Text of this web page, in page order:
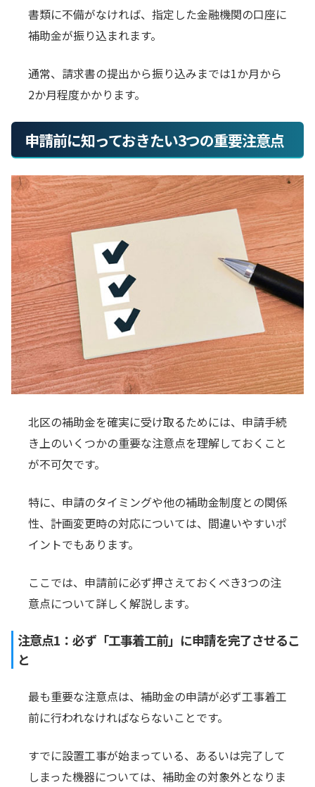
書類に不備がなければ、指定した金融機関の口座に
補助金が振り込まれます。
通常、請求書の提出から振り込みまでは1か月から
2か月程度かかります。
申請前に知っておきたい3つの重要注意点
北区の補助金を確実に受け取るためには、申請手続
き上のいくつかの重要な注意点を理解しておくこと
が不可欠です。
特に、申請のタイミングや他の補助金制度との関係
性、計画変更時の対応については、間違いやすいポ
イントでもあります。
ここでは、申請前に必ず押さえておくべき3つの注
意点について詳しく解説します。
注意点1：必ず「工事着工前」に申請を完了させるこ
と
最も重要な注意点は、補助金の申請が必ず工事着工
前に行われなければならないことです。
すでに設置工事が始まっている、あるいは完了して
しまった機器については、補助金の対象外となりま